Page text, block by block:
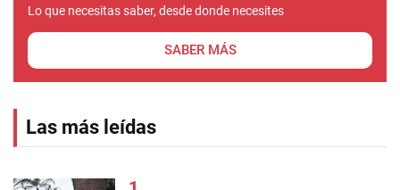
Lo que necesitas saber, desde donde necesites
SABER MÁS
Las más leídas